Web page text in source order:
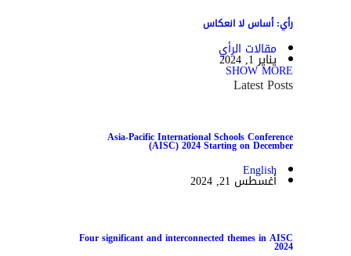
رأي: أساس لا انعكاس
مقالات الرأي
يناير 1, 2024
SHOW MORE
Latest Posts
Asia-Pacific International Schools Conference
(AISC) 2024 Starting on December
English
أغسطس 21, 2024
Four significant and interconnected themes in AISC
2024